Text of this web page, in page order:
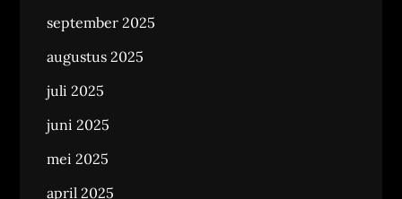
september 2025
augustus 2025
juli 2025
juni 2025
mei 2025
april 2025